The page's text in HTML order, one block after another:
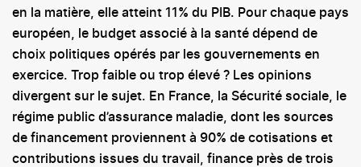
en la matière, elle atteint 11% du PIB. Pour chaque pays
européen, le budget associé à la santé dépend de
choix politiques opérés par les gouvernements en
exercice. Trop faible ou trop élevé ? Les opinions
divergent sur le sujet. En France, la Sécurité sociale, le
régime public d’assurance maladie, dont les sources
de financement proviennent à 90% de cotisations et
contributions issues du travail, finance près de trois